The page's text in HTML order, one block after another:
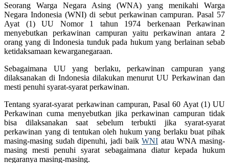
Seorang Warga Negara Asing (WNA) yang menikahi Warga
Negara Indonesia (WNI) di sebut perkawinan campuran. Pasal 57
Ayat (1) UU Nomor 1 tahun 1974 berkenaan Perkawinan
menyebutkan perkawinan campuran yaitu perkawinan antara 2
orang yang di Indonesia tunduk pada hukum yang berlainan sebab
ketidaksamaan kewarganegaraan.
Sebagaimana UU yang berlaku, perkawinan campuran yang
dilaksanakan di Indonesia dilakukan menurut UU Perkawinan dan
mesti penuhi syarat-syarat perkawinan.
Tentang syarat-syarat perkawinan campuran, Pasal 60 Ayat (1) UU
Perkawinan cuma menyebutkan jika perkawinan campuran tidak
bisa dilaksanakan saat sebelum terbukti jika syarat-syarat
perkawinan yang di tentukan oleh hukum yang berlaku buat pihak
masing-masing sudah dipenuhi, jadi baikWNI atau WNA masing-
masing mesti penuhi syarat sebagaimana diatur kepada hukum
negaranya masing-masing.